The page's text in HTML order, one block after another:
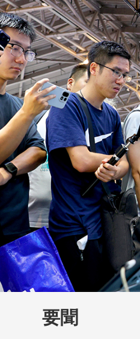
現場 前線 比
體育 直播 競
VIP會員 CCTV
財經 教育 鄉
大國智造 大國展
CCTV.節目官網
要聞